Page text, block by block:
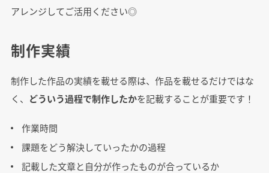
アレンジしてご活用ください◎
制作実績
制作した作品の実績を載せる際は、作品を載せるだけではな
く、 どういう過程で制作したかを記載することが重要です！
作業時間
課題をどう解決していったかの過程
記載した文章と自分が作ったものが合っているか